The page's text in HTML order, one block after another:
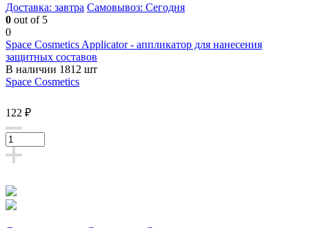
Доставка: завтра Самовывоз: Сегодня
0 out of 5
0
Space Cosmetics Applicator - аппликатор для нанесения
защитных составов
В наличии 1812 шт
Space Cosmetics
122 ₽